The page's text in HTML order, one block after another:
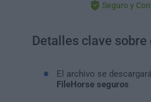
Seguro y
Detalles clave sobre
El archivo se
FileHorse seguros